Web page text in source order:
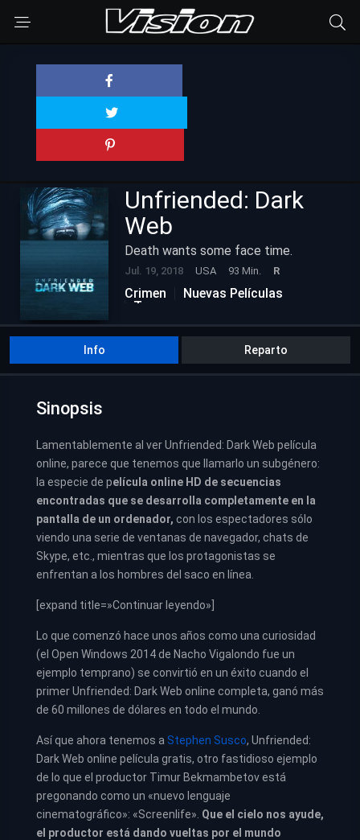
Unfriended: Dark
Web
Death wants some face time.
Jul. 19, 2018 USA 93 Min. R
Crimen
Nuevas Películas
Terror
Info Reparto
Sinopsis
Lamentablemente al ver Unfriended: Dark Web película
online, parece que tenemos que llamarlo un subgénero:
la especie de película online HD de secuencias
encontradas que se desarrolla completamente en la
pantalla de un ordenador, con los espectadores sólo
viendo una serie de ventanas de navegador, chats de
Skype, etc., mientras que los protagonistas se
enfrentan a los hombres del saco en línea.
[expand title=»Continuar leyendo»]
Lo que comenzó hace unos años como una curiosidad
(el Open Windows 2014 de Nacho Vigalondo fue un
ejemplo temprano) se convirtió en un éxito cuando el
primer Unfriended: Dark Web online completa, ganó más
de 60 millones de dólares en todo el mundo.
Así que ahora tenemos a Stephen Susco, Unfriended:
Dark Web online película gratis, otro fastidioso ejemplo
de lo que el productor Timur Bekmambetov está
pregonando como un «nuevo lenguaje
cinematográfico»: «Screenlife». Que el cielo nos ayude,
el productor está dando vueltas por el mundo